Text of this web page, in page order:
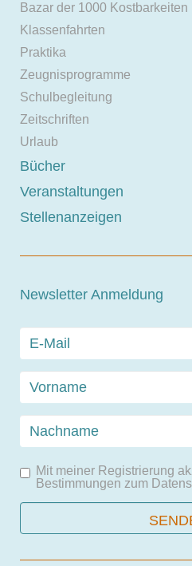
Bazar der 1000 Kostbarkeiten
Klassenfahrten
Praktika
Zeugnisprogramme
Schulbegleitung
Zeitschriften
Urlaub
Bücher
Veranstaltungen
Stellenanzeigen
Newsletter Anmeldung
Mit meiner Registrierung
Bestimmungen zum